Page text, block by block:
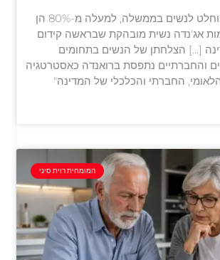
"ברואנדה יש רוב מוחלט לנשים בממשלה, למעלה מ-80% הן
אג'נדה נשית מובהקת שבראשה קידום
[…] הצלחתן של הנשים בתחומים
והחברתיים נתפסת ברואנדה כאסטרטגיה
החברתי והכלכלי של המדינה"
המומחית רוית סיני